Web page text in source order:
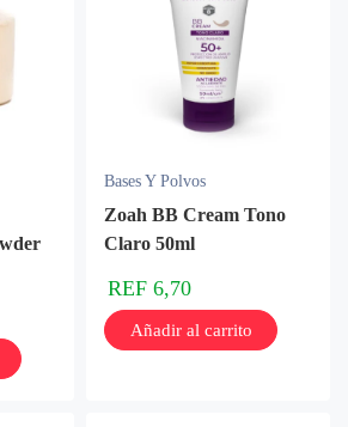
Bases Y Polvos
Zoah BB Cream Tono
Claro 50ml
REF 6,70
Añadir al carrito